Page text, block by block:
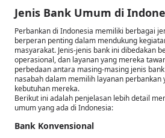
Jenis Bank Umum di
Perbankan di Indonesia memiliki berbagai
berperan penting dalam mendukung
masyarakat. Jenis-jenis bank ini dibedakan
operasional, dan layanan yang mereka
perbedaan antara masing-masing jenis
nasabah dalam memilih layanan perbankan
kebutuhan mereka.
Berikut ini adalah penjelasan lebih detail
umum yang ada di Indonesia:
Bank Konvensional